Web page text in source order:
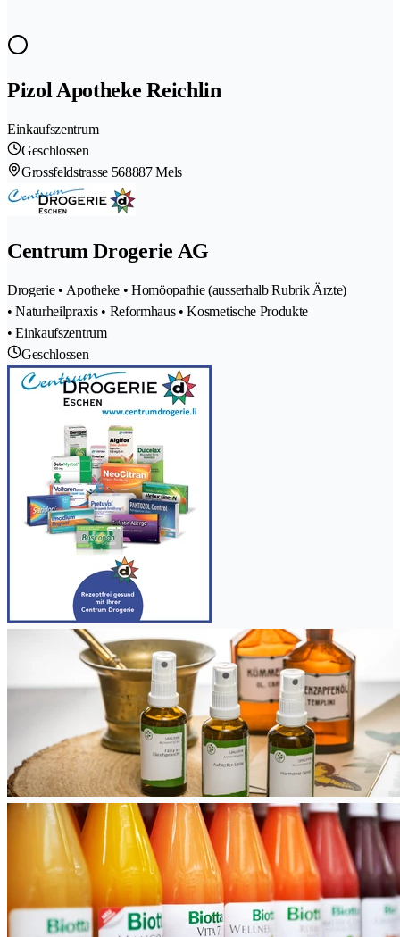
Pizol Apotheke Reichlin
Einkaufszentrum
Geschlossen
Grossfeldstrasse 568887 Mels
Centrum Drogerie AG
Drogerie • Apotheke • Homöopathie (ausserhalb Rubrik Ärzte)
• Naturheilpraxis • Reformhaus • Kosmetische Produkte
• Einkaufszentrum
Geschlossen